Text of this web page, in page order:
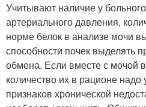
Учитывают наличие у
артериального давления,
норме белок в анализе мочи
способности почек выделять
обмена. Если вместе с мочой
количество их в рационе надо
признаков хронической